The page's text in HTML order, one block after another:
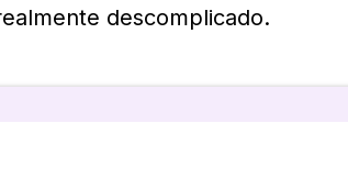
descomplicado.